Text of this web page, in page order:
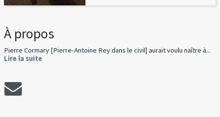
À propos
Pierre Cormary [Pierre-Antoine Rey dans le civil] aurait voulu naître à...
Lire la suite